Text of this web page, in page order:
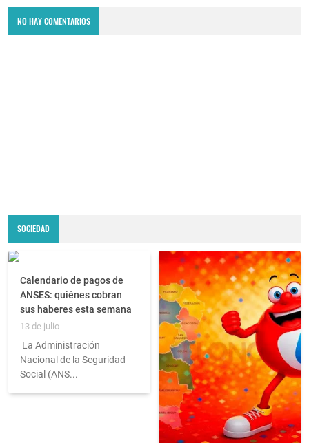
NO HAY COMENTARIOS
SOCIEDAD
Calendario de pagos de
ANSES: quiénes cobran
sus haberes esta semana
13 de julio
La Administración
Nacional de la Seguridad
Social (ANS...